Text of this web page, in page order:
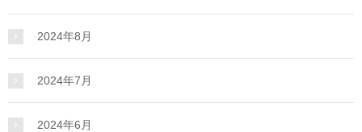
2024年8月
2024年7月
2024年6月